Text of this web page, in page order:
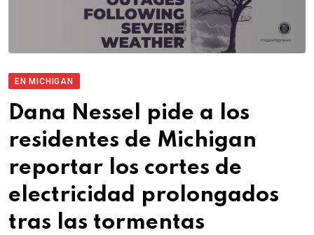
EN MICHIGAN
Dana Nessel pide a los
residentes de Michigan
reportar los cortes de
electricidad prolongados
tras las tormentas